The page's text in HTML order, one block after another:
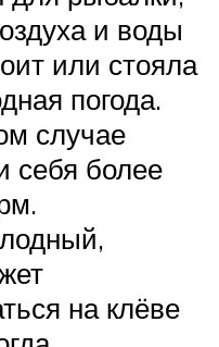
и воды
или стояла
погода.
случае
себя более
на клёве